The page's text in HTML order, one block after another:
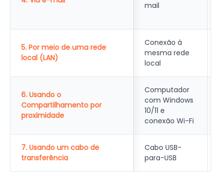
mail
5. Por meio de uma rede
local (LAN)
Conexão à
mesma rede
local
6. Usando o
Compartilhamento por
proximidade
Computador
com Windows
10/11 e
conexão Wi-Fi
7. Usando um cabo de
transferência
Cabo USB-
para-USB